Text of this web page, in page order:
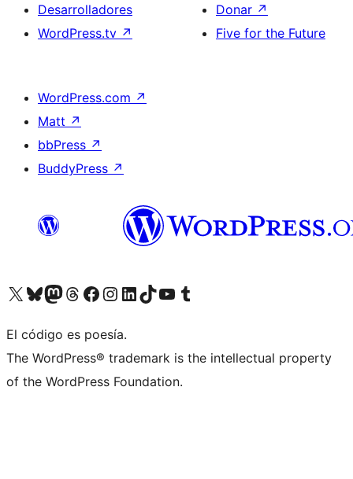
Desarrolladores
WordPress.tv ↗
Donar ↗
Five for the Future
WordPress.com ↗
Matt ↗
bbPress ↗
BuddyPress ↗
Visita nuestra cuenta de X (anteriormente Twitter)
Visita nuestra cuenta de Bluesky
Visita nuestra cuenta de Mastodon
Visita nuestra cuenta de Threads
Visita nuestra página de Facebook
Visita nuestra cuenta de Instagram
Visita nuestra cuenta de LinkedIn
Visita nuestra cuenta de TikTok
Visita nuestro canal de YouTube
Visita nuestra cuenta de Tumblr
El código es poesía.
The WordPress® trademark is the intellectual property
of the WordPress Foundation.